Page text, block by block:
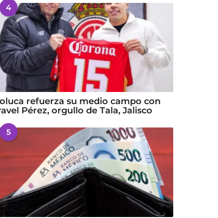
4
refuerza su medio campo con
Pérez, orgullo de Tala, Jalisco
5